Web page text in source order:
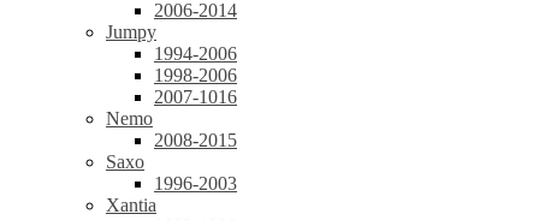
2006-2014
Jumpy
1994-2006
1998-2006
2007-1016
Nemo
2008-2015
Saxo
1996-2003
Xantia